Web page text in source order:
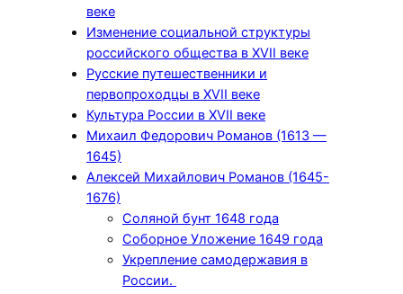
веке
Изменение социальной структуры
российского общества в XVII веке
Русские путешественники и
первопроходцы в XVII веке
Культура России в XVII веке
Михаил Федорович Романов (1613 —
1645)
Алексей Михайлович Романов (1645-
1676)
Соляной бунт 1648 года
Соборное Уложение 1649 года
Укрепление самодержавия в
России.